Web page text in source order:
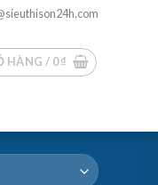
HÀNG / 0₫